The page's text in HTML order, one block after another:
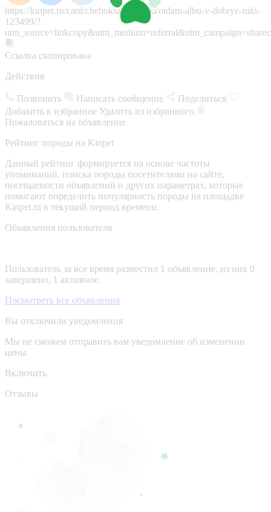
https://kinpet.ru/card/cheboksary/sobaki/otdam-albu-v-dobrye-ruki-
123499/?
Ссылка скопирована
Действия
Позвонить Написать сообщение
Поделиться
Добавить в избранное Удалить из избранного
Пожаловаться на объявление
Рейтинг породы на Kinpet
Данный рейтинг формируется на основе частоты
упоминаний, поиска породы посетителями на сайте,
посещаемости объявлений и других параметрах, которые
помогают определить популярность породы на площадке
Kinpet.ru в текущий период времени.
Объявления пользователя
Пользователь за все время разместил 1 объявление, из них 0
завершено, 1 активное.
Посмотреть все объявления
Вы отключили уведомления
Мы не сможем отправить вам уведомление об изменении
цены
Включить
Отзывы